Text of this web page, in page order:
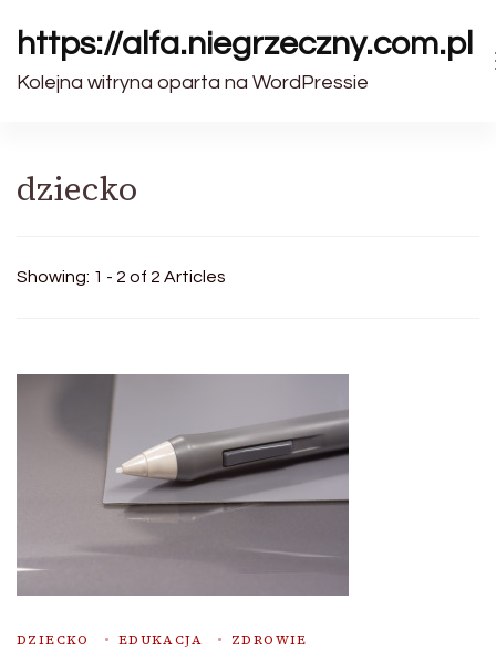
https://alfa.niegrzeczny.com.pl
Kolejna witryna oparta na WordPressie
dziecko
Showing: 1 - 2 of 2 Articles
DZIECKO EDUKACJA ZDROWIE